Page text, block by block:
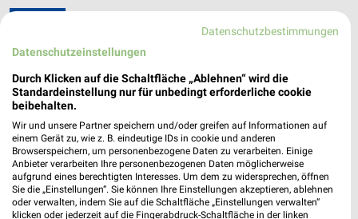
24837 Schleswig
Heute 09:00 - 13:30 Uhr | Geschlossen
Optiker Bode Schleswig
Stadtweg 33
24837 Schleswig
Heute 09:30 - 13:00 Uhr | Geschlossen
Datenschutzbestimmungen
Datenschutzeinstellungen
Durch Klicken auf die Schaltfläche „Ablehnen“ wird die
Standardeinstellung nur für unbedingt erforderliche cookie
beibehalten.
Wir und unsere Partner speichern und/oder greifen auf Informationen auf
einem Gerät zu, wie z. B. eindeutige IDs in cookie und anderen
Browserspeichern, um personenbezogene Daten zu verarbeiten. Einige
Anbieter verarbeiten Ihre personenbezogenen Daten möglicherweise
aufgrund eines berechtigten Interesses. Um dem zu widersprechen, öffnen
Sie die „Einstellungen“. Sie können Ihre Einstellungen akzeptieren, ablehnen
oder verwalten, indem Sie auf die Schaltfläche „Einstellungen verwalten“
klicken oder jederzeit auf die Fingerabdruck-Schaltfläche in der linken